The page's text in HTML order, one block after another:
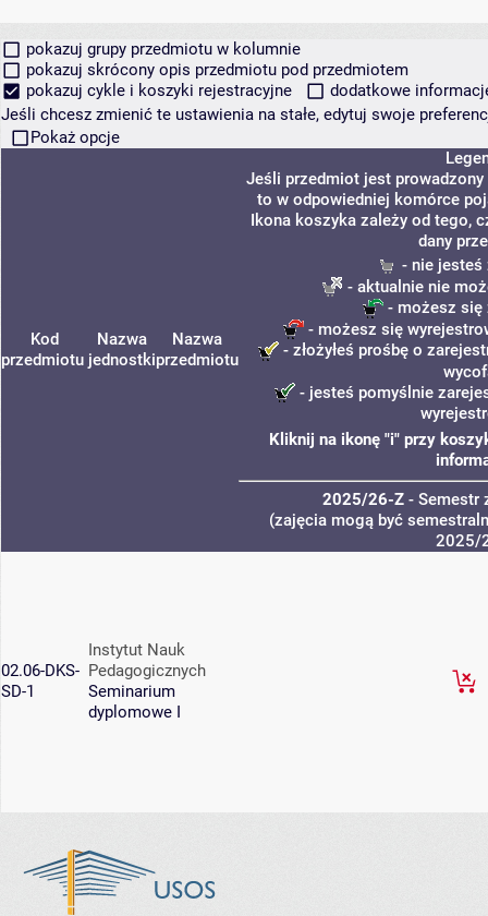
pokazuj grupy przedmiotu w kolumnie
pokazuj skrócony opis przedmiotu pod przedmiotem
pokazuj cykle i koszyki rejestracyjne
dodatkowe
Jeśli chcesz zmienić te ustawienia na stałe, edytuj swoje
Pokaż opcje
Kod
przedmiotu
Nazwa
jednostki
Nazwa
przedmiotu
Jeśli przedmiot jest
to w odpowiedniej komórce
Ikona koszyka zależy od tego,
dany
- nie jesteś
- aktualnie nie
- możesz się
- możesz się
- złożyłeś prośbę o
- jesteś pomyślnie
Kliknij na ikonę "i" przy
2025/26-Z - Semestr
(zajęcia mogą być
2025/
02.06-DKS-
SD-1
Instytut Nauk
Pedagogicznych
Seminarium
dyplomowe I